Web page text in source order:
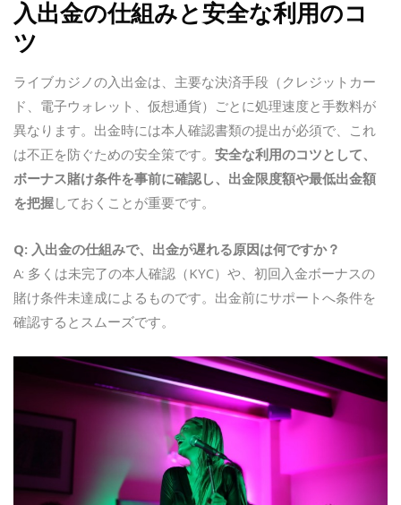
入出金の仕組みと安全な利用のコ
ツ
ライブカジノの入出金は、主要な決済手段（クレジットカー
ド、電子ウォレット、仮想通貨）ごとに処理速度と手数料が
異なります。出金時には本人確認書類の提出が必須で、これ
は不正を防ぐための安全策です。 安全な利用のコツとして、
ボーナス賭け条件を事前に確認し、出金限度額や最低出金額
を把握しておくことが重要です。
Q: 入出金の仕組みで、出金が遅れる原因は何ですか？
A: 多くは未完了の本人確認（KYC）や、初回入金ボーナスの
賭け条件未達成によるものです。出金前にサポートへ条件を
確認するとスムーズです。